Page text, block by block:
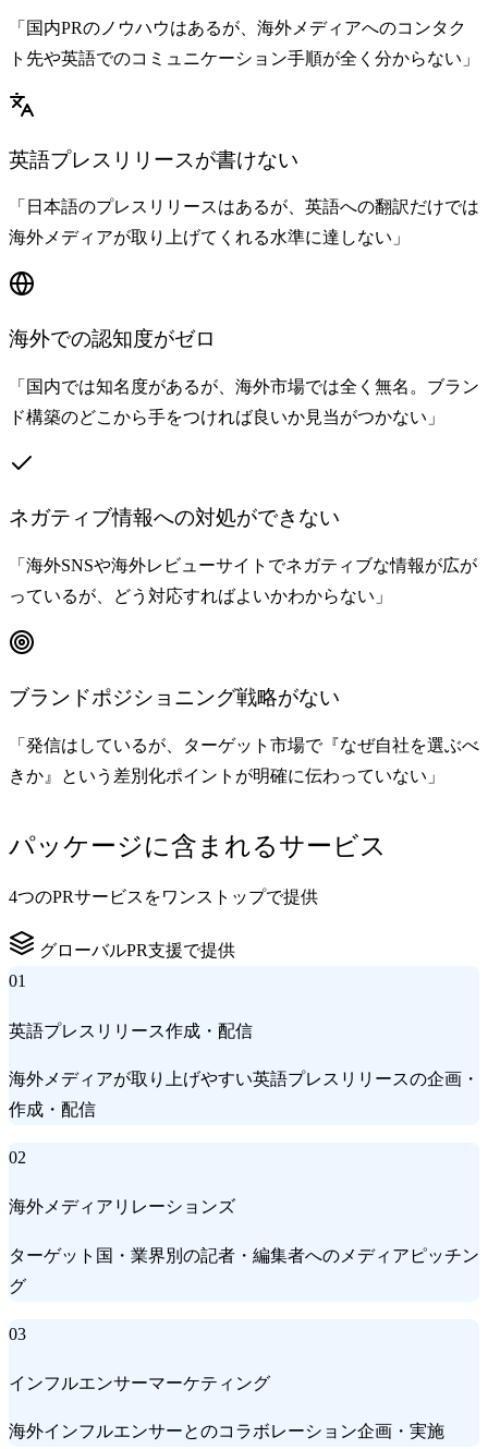
「国内PRのノウハウはあるが、海外メディアへのコンタク
ト先や英語でのコミュニケーション手順が全く分からない」
英語プレスリリースが書けない
「日本語のプレスリリースはあるが、英語への翻訳だけでは
海外メディアが取り上げてくれる水準に達しない」
海外での認知度がゼロ
「国内では知名度があるが、海外市場では全く無名。ブラン
ド構築のどこから手をつければ良いか見当がつかない」
ネガティブ情報への対処ができない
「海外SNSや海外レビューサイトでネガティブな情報が広が
っているが、どう対応すればよいかわからない」
ブランドポジショニング戦略がない
「発信はしているが、ターゲット市場で『なぜ自社を選ぶべ
きか』という差別化ポイントが明確に伝わっていない」
パッケージに含まれるサービス
4つのPRサービスをワンストップで提供
グローバルPR支援で提供
01
英語プレスリリース作成・配信
海外メディアが取り上げやすい英語プレスリリースの企画・
作成・配信
02
海外メディアリレーションズ
ターゲット国・業界別の記者・編集者へのメディアピッチン
グ
03
インフルエンサーマーケティング
海外インフルエンサーとのコラボレーション企画・実施